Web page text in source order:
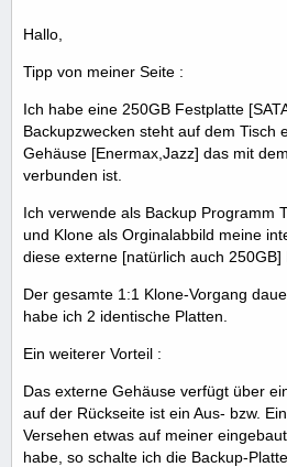
Hallo,
Tipp von meiner Seite :
Ich habe eine 250GB Festplatte
Backupzwecken steht auf dem Tisch
Gehäuse [Enermax,Jazz] das mit
verbunden ist.
Ich verwende als Backup Programm
und Klone als Orginalabbild meine
diese externe [natürlich auch 250GB]
Der gesamte 1:1 Klone-Vorgang
habe ich 2 identische Platten.
Ein weiterer Vorteil :
Das externe Gehäuse verfügt über
auf der Rückseite ist ein Aus- bzw.
Versehen etwas auf meiner
habe, so schalte ich die Backup-